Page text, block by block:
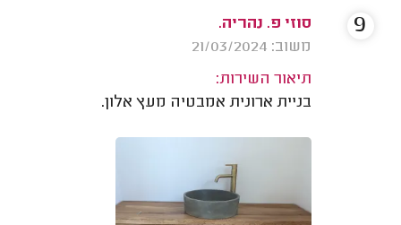
סוזי פ. נהריה.
משוב: 21/03/2024
תיאור השירות:
בניית ארונית אמבטיה מעץ אלון.
9